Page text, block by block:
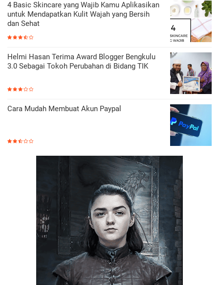
4 Basic Skincare yang Wajib Kamu Aplikasikan
untuk Mendapatkan Kulit Wajah yang Bersih
dan Sehat
Helmi Hasan Terima Award Blogger Bengkulu
3.0 Sebagai Tokoh Perubahan di Bidang TIK
Cara Mudah Membuat Akun Paypal